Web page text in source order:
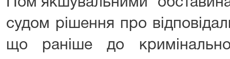
Пом’якшувальними
судом рішення про
що раніше до